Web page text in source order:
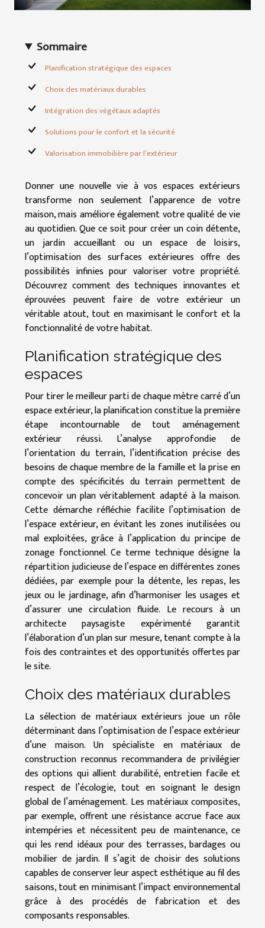
Sommaire
Planification stratégique des espaces
Choix des matériaux durables
Intégration des végétaux adaptés
Solutions pour le confort et la sécurité
Valorisation immobilière par l’extérieur
Donner une nouvelle vie à vos espaces extérieurs
transforme non seulement l’apparence de votre
maison, mais améliore également votre qualité de vie
au quotidien. Que ce soit pour créer un coin détente,
un jardin accueillant ou un espace de loisirs,
l’optimisation des surfaces extérieures offre des
possibilités infinies pour valoriser votre propriété.
Découvrez comment des techniques innovantes et
éprouvées peuvent faire de votre extérieur un
véritable atout, tout en maximisant le confort et la
fonctionnalité de votre habitat.
Planification stratégique des
espaces
Pour tirer le meilleur parti de chaque mètre carré d’un
espace extérieur, la planification constitue la première
étape incontournable de tout aménagement
extérieur réussi. L’analyse approfondie de
l’orientation du terrain, l’identification précise des
besoins de chaque membre de la famille et la prise en
compte des spécificités du terrain permettent de
concevoir un plan véritablement adapté à la maison.
Cette démarche réfléchie facilite l’optimisation de
l’espace extérieur, en évitant les zones inutilisées ou
mal exploitées, grâce à l’application du principe de
zonage fonctionnel. Ce terme technique désigne la
répartition judicieuse de l’espace en différentes zones
dédiées, par exemple pour la détente, les repas, les
jeux ou le jardinage, afin d’harmoniser les usages et
d’assurer une circulation fluide. Le recours à un
architecte paysagiste expérimenté garantit
l’élaboration d’un plan sur mesure, tenant compte à la
fois des contraintes et des opportunités offertes par
le site.
Choix des matériaux durables
La sélection de matériaux extérieurs joue un rôle
déterminant dans l’optimisation de l’espace extérieur
d’une maison. Un spécialiste en matériaux de
construction reconnus recommandera de privilégier
des options qui allient durabilité, entretien facile et
respect de l’écologie, tout en soignant le design
global de l’aménagement. Les matériaux composites,
par exemple, offrent une résistance accrue face aux
intempéries et nécessitent peu de maintenance, ce
qui les rend idéaux pour des terrasses, bardages ou
mobilier de jardin. Il s’agit de choisir des solutions
capables de conserver leur aspect esthétique au fil des
saisons, tout en minimisant l’impact environnemental
grâce à des procédés de fabrication et des
composants responsables.